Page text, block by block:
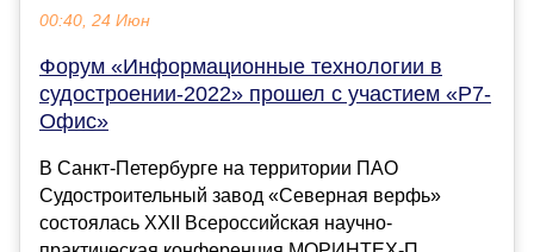
00:40, 24 Июн
Форум «Информационные технологии в
судостроении-2022» прошел с участием «Р7-
Офис»
В Санкт-Петербурге на территории ПАО
Судостроительный завод «Северная верфь»
состоялась XXII Всероссийская научно-